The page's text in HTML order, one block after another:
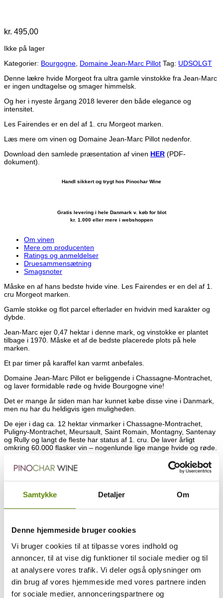
Samtykke Detaljer Om
Denne hjemmeside bruger cookies
Vi bruger cookies til at tilpasse vores indhold og
annoncer, til at vise dig funktioner til sociale medier og til
at analysere vores trafik. Vi deler også oplysninger om
din brug af vores hjemmeside med vores partnere inden
for sociale medier, annonceringspartnere og
kr. 495,00
Ikke på lager
Kategorier: Bourgogne Domaine Jean-Marc Pillot Tag: UDSOLGT
Denne lækre hvide Morgeot fra ultra gamle vinstokke fra Jean-Marc
er ingen undtagelse og smager himmelsk.
Og her i nyeste årgang 2018 leverer den både elegance og
intensitet.
Les Fairendes er en del af 1. cru Morgeot marken.
Læs mere om vinen og Domaine Jean-Marc Pillot nedenfor.
Download den samlede præsentation af vinen HER (PDF-
dokument).
Handl sikkert og trygt hos Pinochar Wine
Gratis levering i hele Danmark v. køb for blot
kr. 1.000 eller mere i webshoppen
Om vinen
Mere om producenten
Ratings og anmeldelser
Druesammensætning
Smagsnoter
Måske en af hans bedste hvide vine. Les Fairendes er en del af 1.
cru Morgeot marken.
Gamle stokke og flot parcel efterlader en hvidvin med karakter og
dybde.
Jean-Marc ejer 0,47 hektar i denne mark, og vinstokke er plantet
tilbage i 1970. Måske et af de bedste placerede plots på hele
marken.
Et par timer på karaffel kan varmt anbefales.
Domaine Jean-Marc Pillot er beliggende i Chassagne-Montrachet,
og laver formidable røde og hvide Bourgogne vine!
Det er mange år siden man har kunnet købe disse vine i Danmark,
men nu har du heldigvis igen muligheden.
De ejer i dag ca. 12 hektar vinmarker i Chassagne-Montrachet,
Puligny-Montrachet, Meursault, Saint Romain, Montagny, Santenay
og Rully og langt de fleste har status af 1. cru. De laver årligt
omkring 60.000 flasker vin – nogenlunde lige mange hvide og røde.
Deres filosofi er at deres vine skal kunne holde til nogle år i
kælderen, men de skal også kunne nydes mens de er unge, og jeg
fornemmer i alle vinene at Jean-Marc ved hvad han har med at
90-92p af Allen Meadows “Burghound” – Juni 2019
100% Chardonnay
Vinen i glasset
En smuk og krystalklar korngylden farve i glasset.